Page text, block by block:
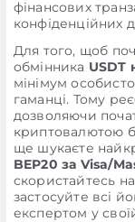
фінансових
конфіденційних
Для того, щоб
обмінника USDT
мінімум
гаманці. Тому
дозволяючи
криптовалютою
ще шукаєте
BEP20 за Visa/
скористайтесь
застосуйте всі
експертом у